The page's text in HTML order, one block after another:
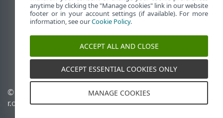
Afficher le site des postes de travail
End of Life
Base de connaissances ESET
Forum ESET
ESET Status Portal
Support régional
© 1992 - 2026 ESET, spol. s
r.o. - Tous droits réservés.
Politique relative aux
anytime by clicking the "Manage cookies" link in our website
footer or in your account settings (if available). For more
information, see ourCookie Policy.
ACCEPT ALL AND CLOSE
ACCEPT ESSENTIAL COOKIES ONLY
MANAGE COOKIES